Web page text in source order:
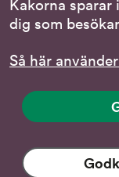
dig som
Så här
Följ oss
DO på
på
LinkedIn,
till
annan
DO på
(DO
Instagram,
länk
(DO
på
DO på